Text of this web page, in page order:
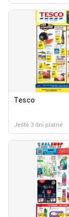
Tesco
Ještě 3 dní platné